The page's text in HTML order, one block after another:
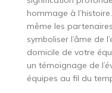
hommage à
même les
symboliser l’âme de
domicile de votre
un témoignage de
équipes au fil du